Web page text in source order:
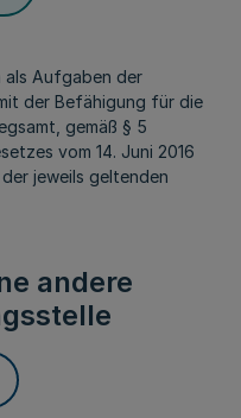
Aufgaben der
der Befähigung für die
gemäß § 5
vom 14. Juni 2016
der jeweils geltenden
andere